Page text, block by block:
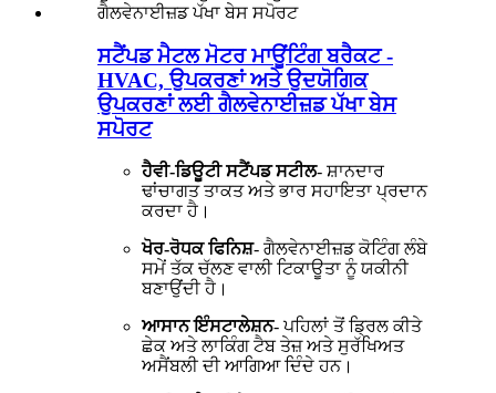
ਸਟੈਂਪਡ ਮੈਟਲ ਮੋਟਰ ਮਾਊਂਟਿੰਗ ਬਰੈਕਟ -
HVAC, ਉਪਕਰਣਾਂ ਅਤੇ ਉਦਯੋਗਿਕ
ਉਪਕਰਣਾਂ ਲਈ ਗੈਲਵੇਨਾਈਜ਼ਡ ਪੱਖਾ ਬੇਸ
ਸਪੋਰਟ
ਹੈਵੀ-ਡਿਊਟੀ ਸਟੈਂਪਡ ਸਟੀਲ- ਸ਼ਾਨਦਾਰ
ਢਾਂਚਾਗਤ ਤਾਕਤ ਅਤੇ ਭਾਰ ਸਹਾਇਤਾ ਪ੍ਰਦਾਨ
ਕਰਦਾ ਹੈ।
ਖੋਰ-ਰੋਧਕ ਫਿਨਿਸ਼- ਗੈਲਵੇਨਾਈਜ਼ਡ ਕੋਟਿੰਗ ਲੰਬੇ
ਸਮੇਂ ਤੱਕ ਚੱਲਣ ਵਾਲੀ ਟਿਕਾਊਤਾ ਨੂੰ ਯਕੀਨੀ
ਬਣਾਉਂਦੀ ਹੈ।
ਆਸਾਨ ਇੰਸਟਾਲੇਸ਼ਨ- ਪਹਿਲਾਂ ਤੋਂ ਡ੍ਰਿਲ ਕੀਤੇ
ਛੇਕ ਅਤੇ ਲਾਕਿੰਗ ਟੈਬ ਤੇਜ਼ ਅਤੇ ਸੁਰੱਖਿਅਤ
ਅਸੈਂਬਲੀ ਦੀ ਆਗਿਆ ਦਿੰਦੇ ਹਨ।